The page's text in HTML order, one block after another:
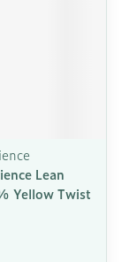
Lean
Yellow Twist